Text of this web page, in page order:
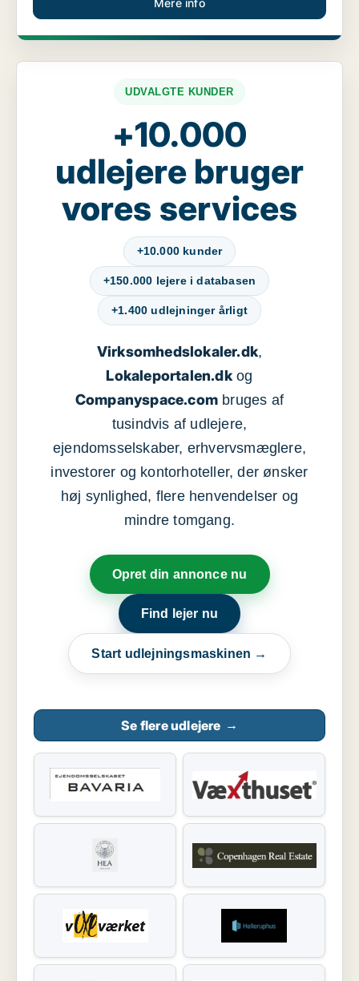
Mere info
UDVALGTE KUNDER
+10.000
udlejere bruger
vores services
+10.000 kunder
+150.000 lejere i databasen
+1.400 udlejninger årligt
Virksomhedslokaler.dk,
Lokaleportalen.dkog
Companyspace.com bruges af
tusindvis af udlejere,
ejendomsselskaber, erhvervsmæglere,
investorer og kontorhoteller, der ønsker
høj synlighed, flere henvendelser og
mindre tomgang.
Opret din annonce nu
Find lejer nu
Start udlejningsmaskinen →
Se flere udlejere →